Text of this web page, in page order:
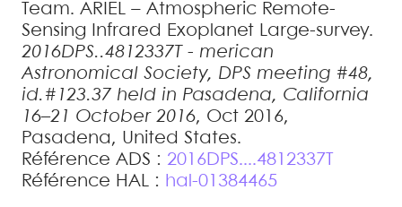
Team. ARIEL – Atmospheric Remote-
Sensing Infrared Exoplanet Large-survey.
2016DPS..4812337T - merican
Astronomical Society, DPS meeting #48,
id.#123.37 held in Pasadena, California
16–21 October 2016, Oct 2016,
Pasadena, United States.
Référence ADS : 2016DPS....4812337T
Référence HAL : hal-01384465